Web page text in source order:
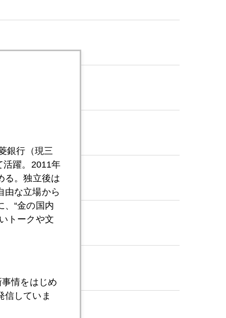
銀行（現三
活躍。2011年
る。独立後は
由な立場から
、“金の国内
トークや文
情をはじめ
信していま